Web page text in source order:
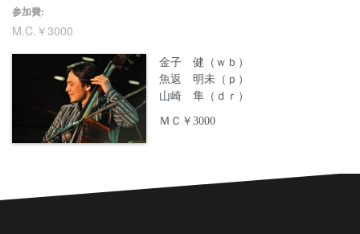
参加費:
M.C.￥3000
金子 健（ｗｂ）
魚返 明未（ｐ）
山崎 隼（ｄｒ）
ＭＣ￥3000